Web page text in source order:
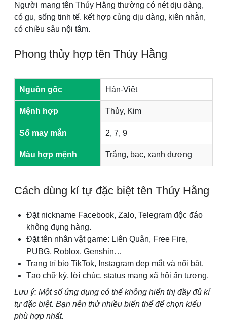
Người mang tên Thúy Hằng thường có nét dịu dàng,
có gu, sống tinh tế. kết hợp cùng dịu dàng, kiên nhẫn,
có chiều sâu nội tâm.
Phong thủy hợp tên Thúy Hằng
Nguồn gốc Hán-Việt
Mệnh hợp Thủy, Kim
Số may mắn 2, 7, 9
Màu hợp mệnh Trắng, bạc, xanh dương
Cách dùng kí tự đặc biệt tên Thúy Hằng
Đặt nickname Facebook, Zalo, Telegram độc đáo
không đụng hàng.
Đặt tên nhân vật game: Liên Quân, Free Fire,
PUBG, Roblox, Genshin…
Trang trí bio TikTok, Instagram đẹp mắt và nổi bật.
Tạo chữ ký, lời chúc, status mạng xã hội ấn tượng.
Lưu ý: Một số ứng dụng có thể không hiển thị đầy đủ kí
tự đặc biệt. Bạn nên thử nhiều biến thể để chọn kiểu
phù hợp nhất.